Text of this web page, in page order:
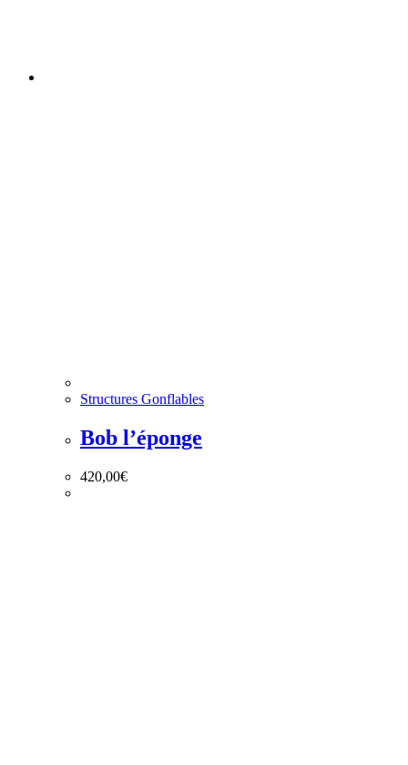
Structures Gonflables
Bob l’éponge
420,00€